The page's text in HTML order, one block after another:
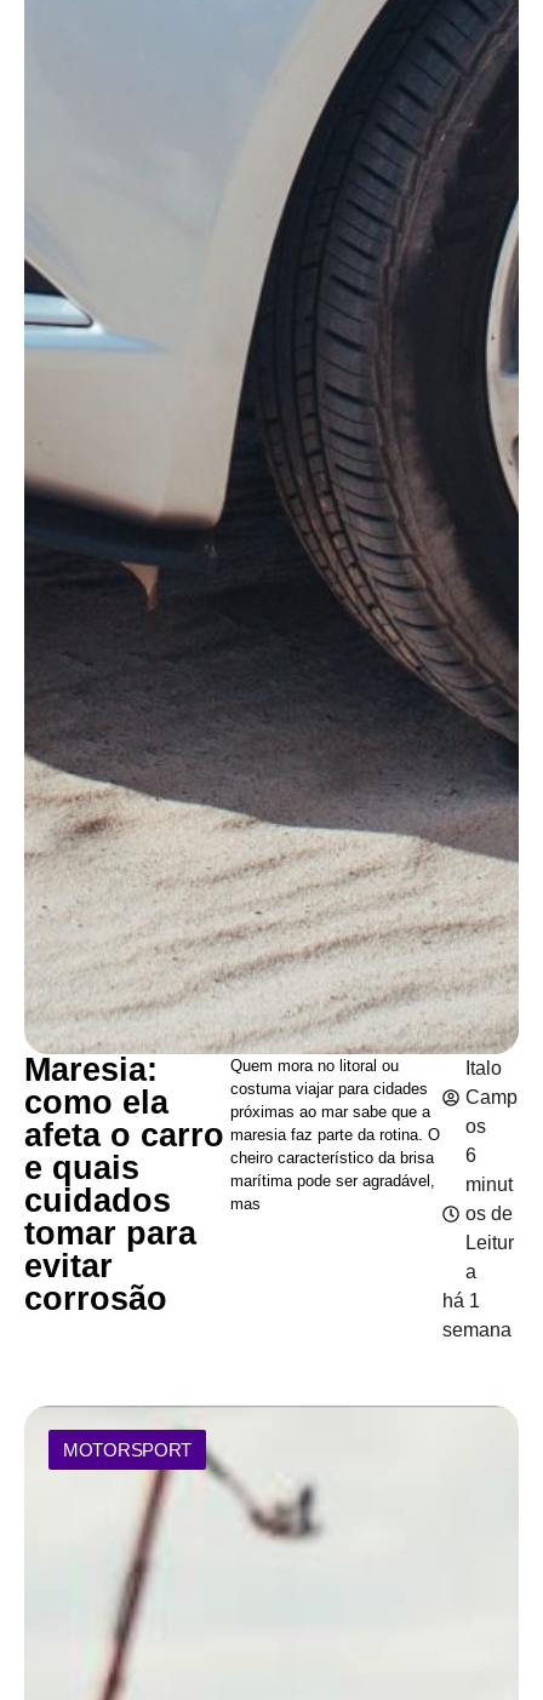
Maresia:
como ela
afeta o carro
e quais
cuidados
tomar para
evitar
corrosão
Quem mora no litoral ou
costuma viajar para cidades
próximas ao mar sabe que a
maresia faz parte da rotina. O
cheiro característico da brisa
marítima pode ser agradável,
mas
Italo
Camp
os
6
minut
os de
Leitur
a
há 1
semana
MOTORSPORT